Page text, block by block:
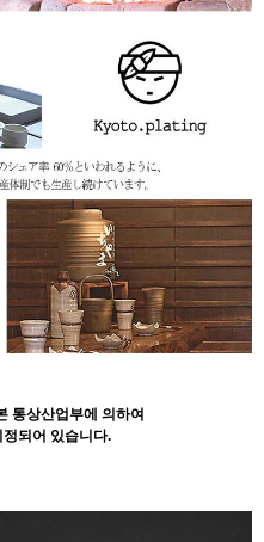
통상산업부에 의하여
되어 있습니다.